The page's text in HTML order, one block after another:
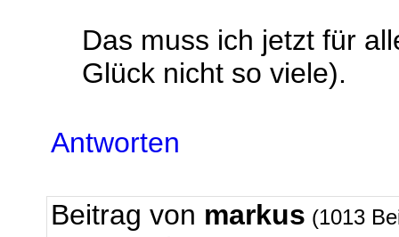
Das muss ich jetzt für
Glück nicht so viele).
Antworten
Beitrag von markus (1013